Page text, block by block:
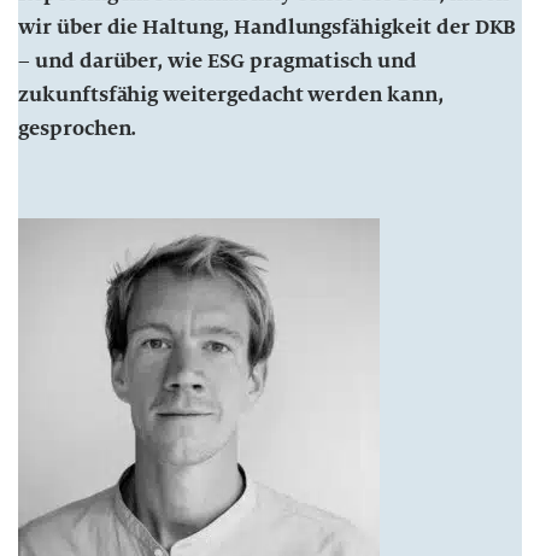
wir über die Haltung, Handlungsfähigkeit der DKB
– und darüber, wie ESG pragmatisch und
zukunftsfähig weitergedacht werden kann,
gesprochen.